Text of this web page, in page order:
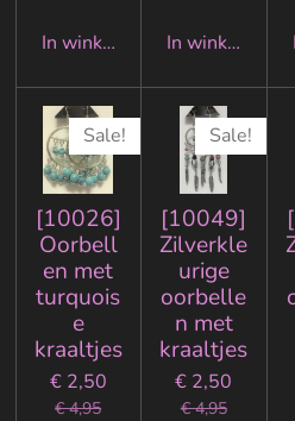
In winkelwagenIn
Sale!
[10026]
Oorbell
en met
turquois
e
kraaltjes
€ 2,50
€ 4,95
Sale!
[10049]
Zilverkle
urige
oorbelle
n met
kraaltjes
€ 2,50
€ 4,95